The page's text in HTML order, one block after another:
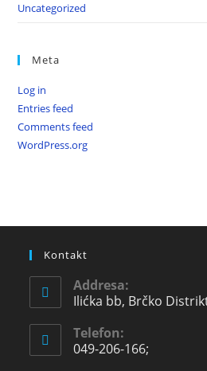
Uncategorized
Meta
Log in
Entries feed
Comments feed
WordPress.org
Kontakt
Addresa:
Ilićka bb, Brčko
Telefon:
049-206-166;